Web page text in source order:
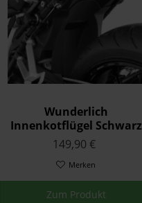
Wunderlich
Innenkotflügel Schwarz
K53 K54
149,90 €
Merken
Zum Produkt